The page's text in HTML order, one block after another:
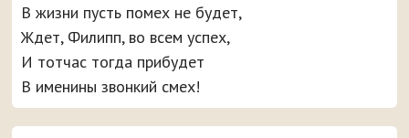
В жизни пусть помех не будет,
Ждет, Филипп, во всем успех,
И тотчас тогда прибудет
В именины звонкий смех!